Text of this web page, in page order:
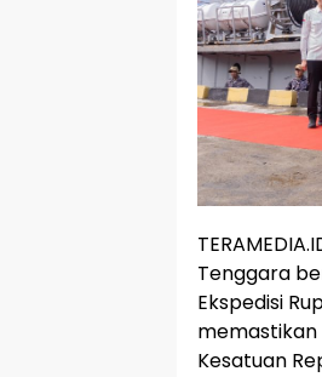
Tenggara
Ekspedisi
memastikan
Kesatuan